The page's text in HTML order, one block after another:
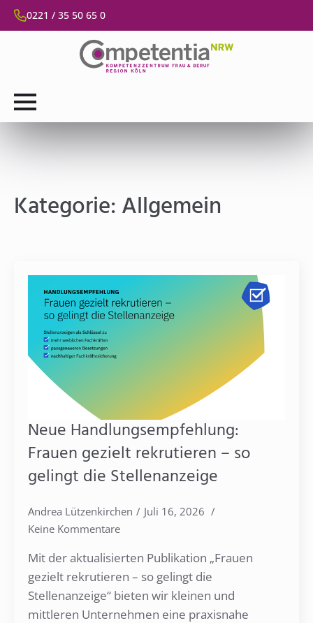
0221 / 35 50 65 0
Kategorie:Allgemein
Neue Handlungsempfehlung:
Frauen gezielt rekrutieren – so
gelingt die Stellenanzeige
Andrea Lützenkirchen
Juli 16, 2026
Keine Kommentare
Mit der aktualisierten Publikation „Frauen
gezielt rekrutieren – so gelingt die
Stellenanzeige“ bieten wir kleinen und
mittleren Unternehmen eine praxisnahe